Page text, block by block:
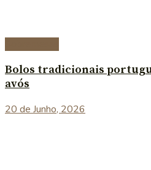
Bolos tradicionais
avós
20 de Junho, 2026